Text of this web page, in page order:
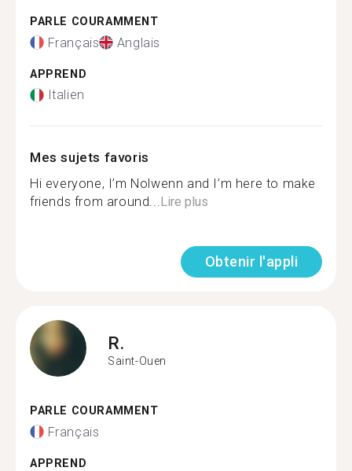
PARLE COURAMMENT
Français Anglais
APPREND
Italien
Mes sujets favoris
Hi everyone, I’m Nolwenn and I’m here to make
friends from around...Lire plus
Obtenir l'appli
R.
Saint-Ouen
PARLE COURAMMENT
Français
APPREND